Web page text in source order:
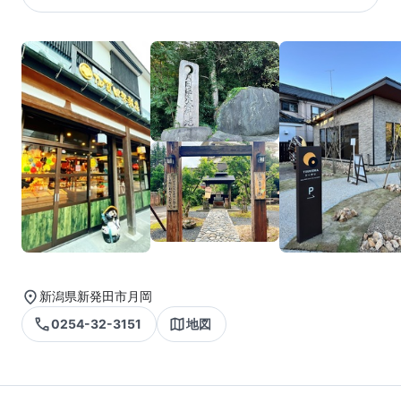
新潟県新発田市月岡
0254-32-3151
地図